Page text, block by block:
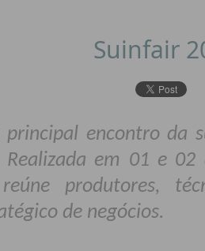
Suinfair
encontro da
Realizada em 01 e
produtores,
de negócios.